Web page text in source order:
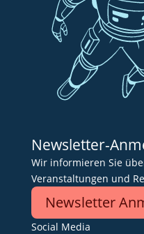
Newsletter-
Wir informieren Sie
Veranstaltungen und
Newsletter
Social Media